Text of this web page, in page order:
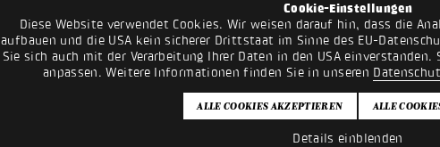
Cookie-Einstellungen
Diese Website verwendet Cookies. Wir weisen darauf hin, dass die
aufbauen und die USA kein sicherer Drittstaat im Sinne des EU-
Sie sich auch mit der Verarbeitung Ihrer Daten in den USA
anpassen. Weitere Informationen finden Sie in unseren
Details einblenden